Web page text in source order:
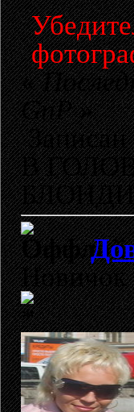
«
GnP»
Записан
В
Новичок